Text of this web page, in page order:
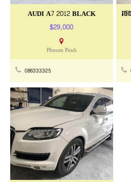
AUDI A7 2012 BLACK
$29,000
Phnom Penh
086333325